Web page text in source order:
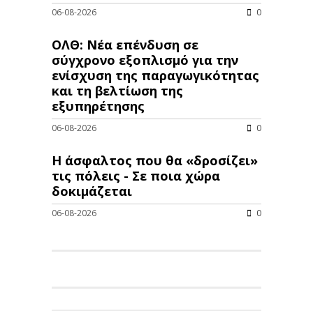
06-08-2026 0
ΟΛΘ: Νέα επένδυση σε
σύγχρονο εξοπλισμό για την
ενίσχυση της παραγωγικότητας
και τη βελτίωση της
εξυπηρέτησης
06-08-2026 0
Η άσφαλτος που θα «δροσίζει»
τις πόλεις - Σε ποια χώρα
δοκιμάζεται
06-08-2026 0